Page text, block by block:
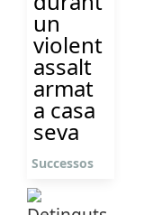
un
violent
assalt
armat
a casa
seva
Successos